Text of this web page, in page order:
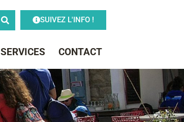
SUIVEZ L'INFO !
SERVICES CONTACT